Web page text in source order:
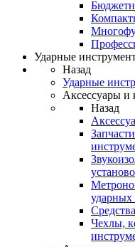
Ударные
Назад
Ударные
Аксессуары
Назад
ударных
Чехлы,